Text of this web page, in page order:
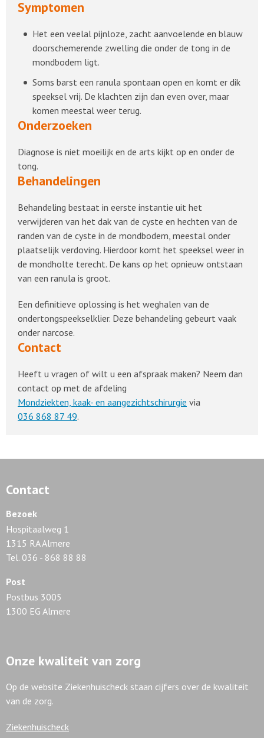
Symptomen
Het een veelal pijnloze, zacht aanvoelende en blauw
doorschemerende zwelling die onder de tong in de
mondbodem ligt.
Soms barst een ranula spontaan open en komt er dik
speeksel vrij. De klachten zijn dan even over, maar
komen meestal weer terug.
Onderzoeken
Diagnose is niet moeilijk en de arts kijkt op en onder de
tong.
Behandelingen
Behandeling bestaat in eerste instantie uit het
verwijderen van het dak van de cyste en hechten van de
randen van de cyste in de mondbodem, meestal onder
plaatselijk verdoving. Hierdoor komt het speeksel weer in
de mondholte terecht. De kans op het opnieuw ontstaan
van een ranula is groot.
Een definitieve oplossing is het weghalen van de
ondertongspeekselklier. Deze behandeling gebeurt vaak
onder narcose.
Contact
Heeft u vragen of wilt u een afspraak maken? Neem dan
contact op met de afdeling
Mondziekten, kaak- en aangezichtschirurgie via
036 868 87 49.
Contact
Bezoek
Hospitaalweg 1
1315 RA Almere
Tel. 036 - 868 88 88
Post
Postbus 3005
1300 EG Almere
Onze kwaliteit van zorg
Op de website Ziekenhuischeck staan cijfers over de kwaliteit
van de zorg.
Ziekenhuischeck